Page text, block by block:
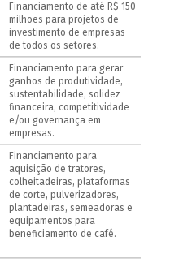
Financiamento de até R$ 150
milhões para projetos de
investimento de empresas
de todos os setores.
Financiamento para gerar
ganhos de produtividade,
sustentabilidade, solidez
financeira, competitividade
e/ou governança em
empresas.
Financiamento para
aquisição de tratores,
colheitadeiras, plataformas
de corte, pulverizadores,
plantadeiras, semeadoras e
equipamentos para
beneficiamento de café.